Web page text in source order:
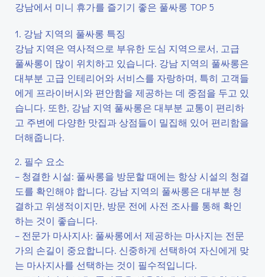
강남에서 미니 휴가를 즐기기 좋은 풀싸롱 TOP 5
1. 강남 지역의 풀싸롱 특징
강남 지역은 역사적으로 부유한 도심 지역으로서, 고급
풀싸롱이 많이 위치하고 있습니다. 강남 지역의 풀싸롱은
대부분 고급 인테리어와 서비스를 자랑하며, 특히 고객들
에게 프라이버시와 편안함을 제공하는 데 중점을 두고 있
습니다. 또한, 강남 지역 풀싸롱은 대부분 교통이 편리하
고 주변에 다양한 맛집과 상점들이 밀집해 있어 편리함을
더해줍니다.
2. 필수 요소
– 청결한 시설: 풀싸롱을 방문할 때에는 항상 시설의 청결
도를 확인해야 합니다. 강남 지역의 풀싸롱은 대부분 청
결하고 위생적이지만, 방문 전에 사전 조사를 통해 확인
하는 것이 좋습니다.
– 전문가 마사지사: 풀싸롱에서 제공하는 마사지는 전문
가의 손길이 중요합니다. 신중하게 선택하여 자신에게 맞
는 마사지사를 선택하는 것이 필수적입니다.